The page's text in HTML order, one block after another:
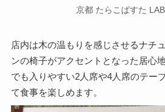
京都 たらこぱすた
店内は木の温もりを感じさせるナチ
ンの椅子がアクセントとなった居心
でも入りやすい2人席や4人席のテー
て食事を楽しめます。